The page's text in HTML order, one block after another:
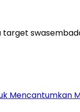
target